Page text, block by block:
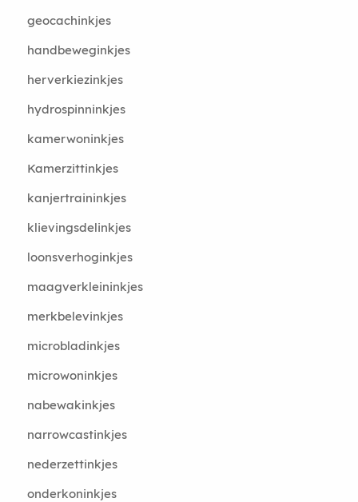
geocachinkjes
handbeweginkjes
herverkiezinkjes
hydrospinninkjes
kamerwoninkjes
Kamerzittinkjes
kanjertraininkjes
klievingsdelinkjes
loonsverhoginkjes
maagverkleininkjes
merkbelevinkjes
microbladinkjes
microwoninkjes
nabewakinkjes
narrowcastinkjes
nederzettinkjes
onderkoninkjes